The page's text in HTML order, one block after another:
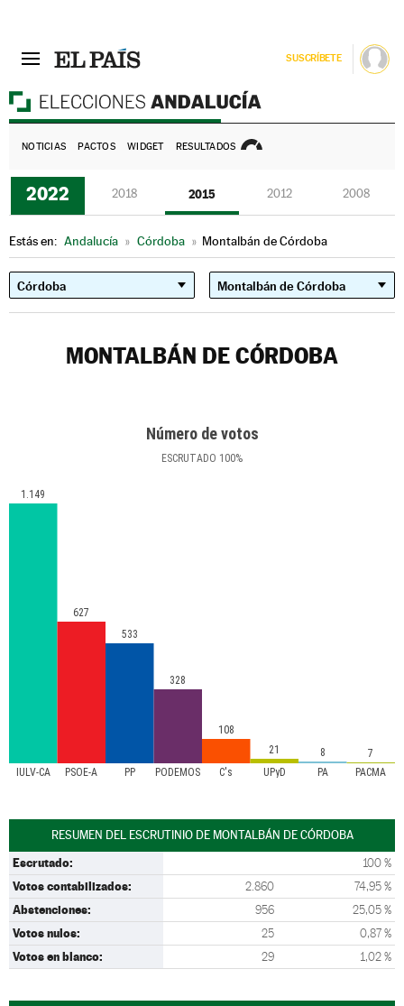
SUSCRÍBETE
NOTICIAS PACTOS WIDGET RESULTADOS
2022 2018 2015 2012 2008
Estás en: Andalucía » Córdoba » Montalbán de Córdoba
MONTALBÁN DE CÓRDOBA
Número de votos
ESCRUTADO 100%
IULV-CA PSOE-A PP PODEMOS C's UPyD PA PACMA
1.149
627
533
328
108
21
8 7
RESUMEN DEL ESCRUTINIO DE MONTALBÁN DE CÓRDOBA
Escrutado: 100 %
Votos contabilizados: 2.860 74,95 %
Abstenciones: 956 25,05 %
Votos nulos: 25 0,87 %
Votos en blanco: 29 1,02 %